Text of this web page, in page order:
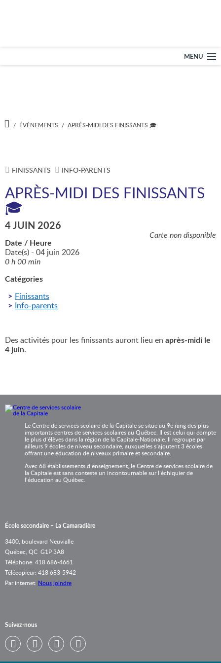
MENU
ADMISSION
DOCUMENTS
VIE ÉTUDIANTE
RECONNAISSANCES
EMPLOYÉS
Rechercher :
A
/ ÉVÈNEMENTS / APRÈS-MIDI DES FINISSANTS 🎓
FINISSANTS INFO-PARENTS
APRÈS-MIDI DES FINISSANTS
🎓
4 JUIN 2026
Carte non disponible
Date / Heure
Date(s) - 04 juin 2026
0 h 00 min
Catégories
Finissants
Info-parents
Des activités pour les finissants auront lieu en après-midi le
4 juin.
Le Centre de services scolaire de la Capitale se situe au 9e rang des plus
importants centres de services scolaires au Québec. Il est celui qui compte
le plus d’élèves dans la région de la Capitale-Nationale. Il regroupe par
ailleurs 9 écoles de niveau secondaire, auxquelles s’ajoutent 3 écoles
offrant une éducation de niveaux primaire et secondaire.
Avec 68 établissements d’enseignement, le Centre de services scolaire de
la Capitale est sans conteste un incontournable sur l’échiquier de
l’éducation au Québec.
École secondaire – La Camaradière
3400, boulevard Neuvialle
Québec, QC G1P 3A8
Téléphone: 418 686-4661
Télécopieur: 418 683-5942
Par internet: Nous joindre
Suivez-nous
Twitter FacebookYoutubeFlickr